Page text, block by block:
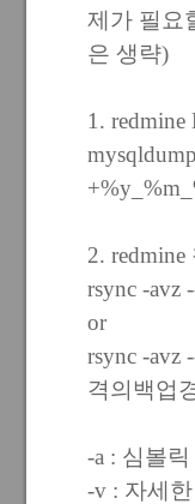
제가 필요
은 생략)
1. redmine
2.
rsync -avz
or
rsync -avz
격의백업
-a : 심볼
-v : 자세